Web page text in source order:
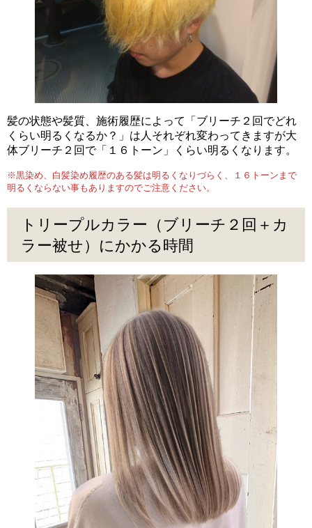
髪の状態や髪質、施術履歴によって「ブリーチ２回でどれ
くらい明るくなるか？」は人それぞれ変わってきますが大
体ブリーチ２回で「１６トーン」くらい明るくなります。
※黒染め、白髪染め履歴のある髪は明るくなりづらく、１６トーンまで
明るくならない事もありますのでご注意ください。
トリープルカラー（ブリーチ２回＋カ
ラー被せ）にかかる時間